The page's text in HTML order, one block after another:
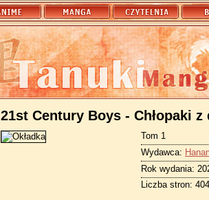
21st Century Boys - Chłopaki
Tom 1
Wydawca:
Rok wydania:
Liczba stron: 404